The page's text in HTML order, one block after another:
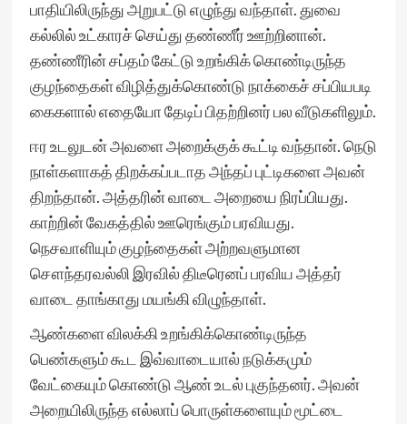
பாதியிலிருந்து அறுபட்டு எழுந்து வந்தாள். துவை
கல்லில் உட்காரச் செய்து தண்ணீர் ஊற்றினான்.
தண்ணீரின் சப்தம் கேட்டு உறங்கிக் கொண்டிருந்த
குழந்தைகள் விழித்துக்கொண்டு நாக்கைச் சப்பியபடி
கைகளால் எதையோ தேடிப் பிதற்றினர் பல வீடுகளிலும்.
ஈர உடலுடன் அவளை அறைக்குக் கூட்டி வந்தான். நெடு
நாள்களாகத் திறக்கப்படாத அந்தப் புட்டிகளை அவன்
திறந்தான். அத்தரின் வாடை அறையை நிரப்பியது.
காற்றின் வேகத்தில் ஊரெங்கும் பரவியது.
நெசவாளியும் குழந்தைகள் அற்றவளுமான
சௌந்தரவல்லி இரவில் திடீரெனப் பரவிய அத்தர்
வாடை தாங்காது மயங்கி விழுந்தாள்.
ஆண்களை விலக்கி உறங்கிக்கொண்டிருந்த
பெண்களும் கூட இவ்வாடையால் நடுக்கமும்
வேட்கையும் கொண்டு ஆண் உடல் புகுந்தனர். அவன்
அறையிலிருந்த எல்லாப் பொருள்களையும் மூட்டை